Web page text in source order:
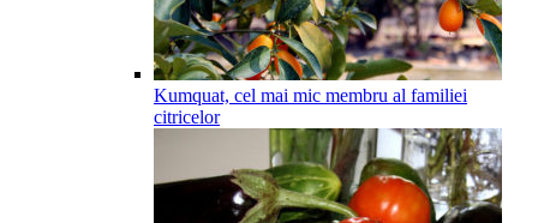
Kumquat, cel mai mic membru al familiei
citricelor